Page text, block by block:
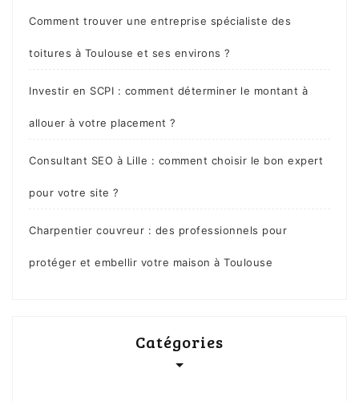
Comment trouver une entreprise spécialiste des
toitures à Toulouse et ses environs ?
Investir en SCPI : comment déterminer le montant à
allouer à votre placement ?
Consultant SEO à Lille : comment choisir le bon expert
pour votre site ?
Charpentier couvreur : des professionnels pour
protéger et embellir votre maison à Toulouse
Catégories